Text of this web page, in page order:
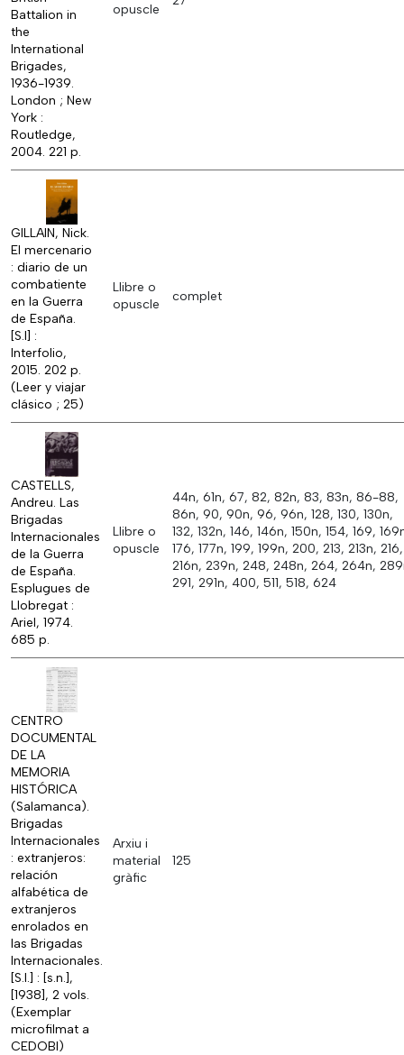
Battalion in
the
International
Brigades,
1936-1939.
London ; New
York :
Routledge,
2004. 221 p.
opuscle
GILLAIN, Nick.
El mercenario
: diario de un
combatiente
en la Guerra
de España.
[S.l] :
Interfolio,
2015. 202 p.
(Leer y viajar
clásico ; 25)
Llibre o
opuscle
complet
CASTELLS,
Andreu. Las
Brigadas
Internacionales
de la Guerra
de España.
Esplugues de
Llobregat :
Ariel, 1974.
685 p.
Llibre o
opuscle
44n, 61n, 67, 82, 82n, 83, 83n, 86-88,
86n, 90, 90n, 96, 96n, 128, 130, 130n,
132, 132n, 146, 146n, 150n, 154, 169,
176, 177n, 199, 199n, 200, 213, 213n, 216,
216n, 239n, 248, 248n, 264, 264n,
291, 291n, 400, 511, 518, 624
CENTRO
DOCUMENTAL
DE LA
MEMORIA
HISTÓRICA
(Salamanca).
Brigadas
Internacionales
: extranjeros:
relación
alfabética de
extranjeros
enrolados en
las Brigadas
Internacionales.
[S.l.] : [s.n.],
[1938], 2 vols.
(Exemplar
microfilmat a
CEDOBI)
Arxiu i
material
gràfic
125